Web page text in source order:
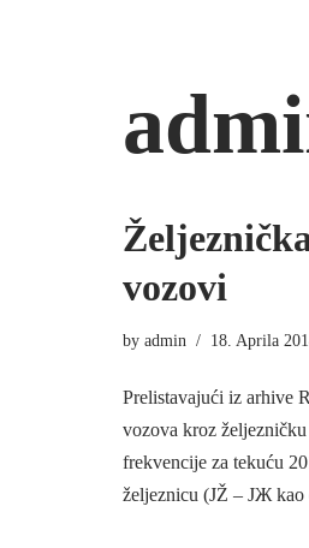
vozovi
by admin 18. Aprila
Prelistavajući iz arhive
vozova kroz
frekvencije za tekuću
željeznicu (JŽ – ЈЖ